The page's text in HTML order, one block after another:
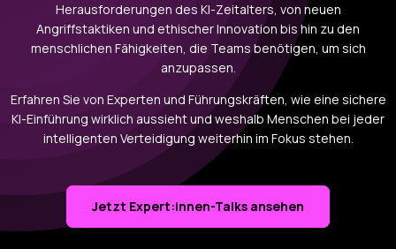
Herausforderungen des KI-Zeitalters, von neuen
Angriffstaktiken und ethischer Innovation bis hin zu den
menschlichen Fähigkeiten, die Teams benötigen, um sich
anzupassen.
Erfahren Sie von Experten und Führungskräften, wie eine sichere
KI-Einführung wirklich aussieht und weshalb Menschen bei jeder
intelligenten Verteidigung weiterhin im Fokus stehen.
Jetzt Expert:innen-Talks ansehen